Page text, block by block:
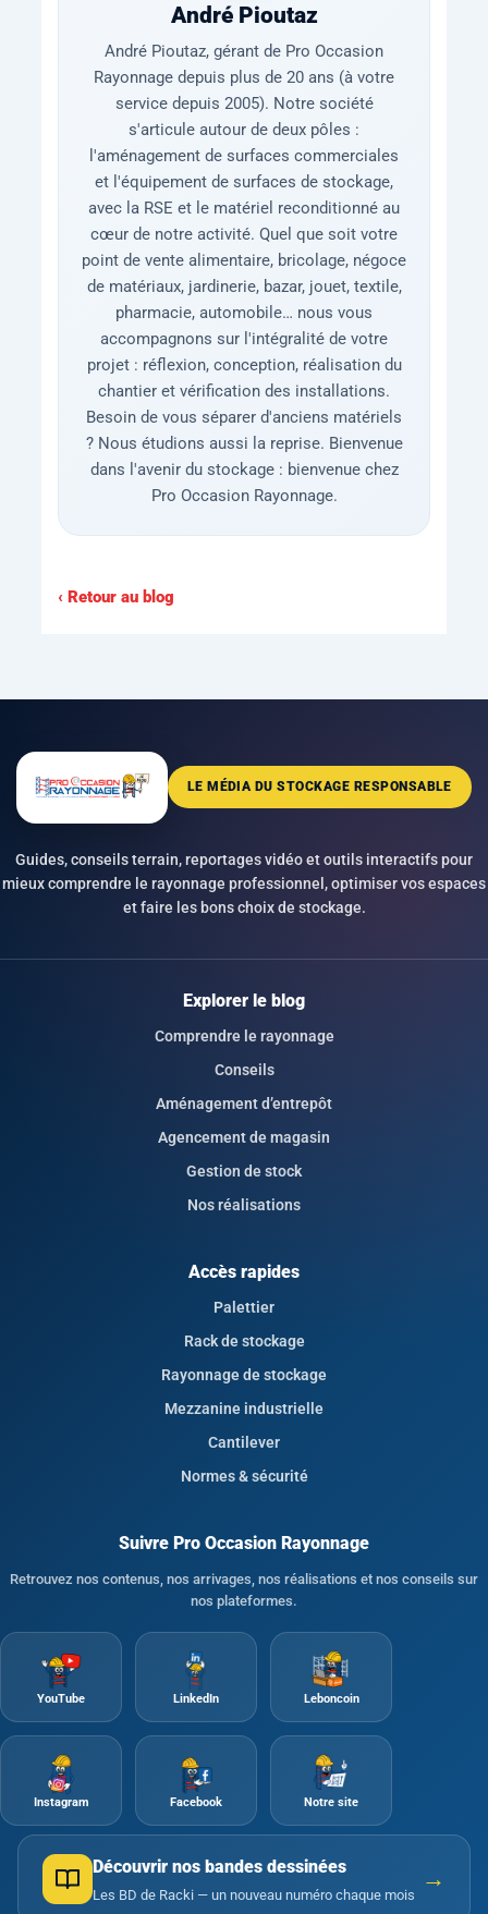
André Pioutaz
André Pioutaz, gérant de Pro Occasion
Rayonnage depuis plus de 20 ans (à votre
service depuis 2005). Notre société
s'articule autour de deux pôles :
l'aménagement de surfaces commerciales
et l'équipement de surfaces de stockage,
avec la RSE et le matériel reconditionné au
cœur de notre activité. Quel que soit votre
point de vente alimentaire, bricolage, négoce
de matériaux, jardinerie, bazar, jouet, textile,
pharmacie, automobile… nous vous
accompagnons sur l'intégralité de votre
projet : réflexion, conception, réalisation du
chantier et vérification des installations.
Besoin de vous séparer d'anciens matériels
? Nous étudions aussi la reprise. Bienvenue
dans l'avenir du stockage : bienvenue chez
Pro Occasion Rayonnage.
‹ Retour au blog
LE MÉDIA DU STOCKAGE RESPONSABLE
Guides, conseils terrain, reportages vidéo et outils interactifs pour
mieux comprendre le rayonnage professionnel, optimiser vos espaces
et faire les bons choix de stockage.
Explorer le blog
Comprendre le rayonnage
Conseils
Aménagement d’entrepôt
Agencement de magasin
Gestion de stock
Nos réalisations
Accès rapides
Palettier
Rack de stockage
Rayonnage de stockage
Mezzanine industrielle
Cantilever
Normes & sécurité
Suivre Pro Occasion Rayonnage
Retrouvez nos contenus, nos arrivages, nos réalisations et nos conseils sur
nos plateformes.
YouTube LinkedIn Leboncoin
Instagram Facebook Notre site
Découvrir nos bandes dessinées
Les BD de Racki — un nouveau numéro chaque mois
→